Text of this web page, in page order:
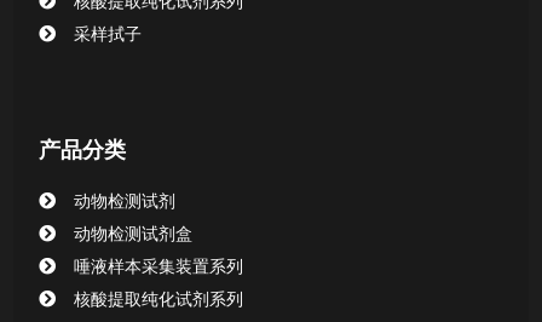
动物检测试剂
采样拭子
产品分类
动物检测试剂
动物检测试剂盒
唾液样本采集装置系列
核酸提取纯化试剂系列